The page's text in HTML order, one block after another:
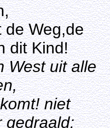
de Weg,de
dit Kind!
West uit alle
niet
gedraald;